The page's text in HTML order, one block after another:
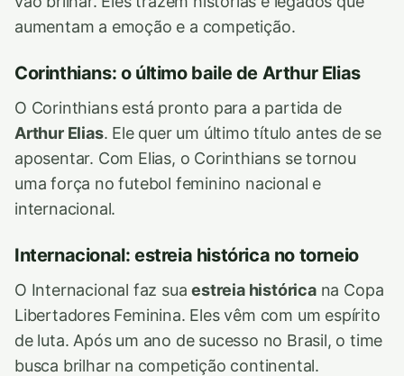
aumentam a emoção e a competição.
Corinthians: o último baile de Arthur Elias
O Corinthians está pronto para a partida de
Arthur Elias. Ele quer um último título antes de se
aposentar. Com Elias, o Corinthians se tornou
uma força no futebol feminino nacional e
internacional.
Internacional: estreia histórica no torneio
O Internacional faz suaestreia históricana Copa
Libertadores Feminina. Eles vêm com um espírito
de luta. Após um ano de sucesso no Brasil, o time
busca brilhar na competição continental.